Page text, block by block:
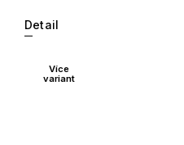
Detail
Více
variant